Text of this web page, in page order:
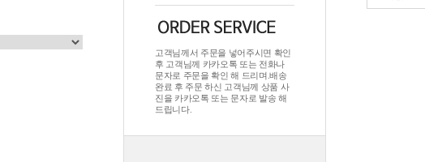
고객님께서 주문을 넣어주시면 확인
후 고객님께 카카오톡 또는 전화나
문자로 주문을 확인 해 드리며.배송
완료 후 주문 하신 고객님께 상품 사
진을 카카오톡 또는 문자로 발송 해
드립니다.